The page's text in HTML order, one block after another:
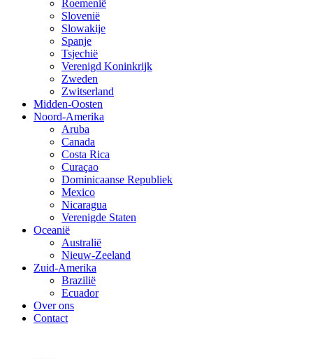
Roemenië
Slovenië
Slowakije
Spanje
Tsjechië
Verenigd Koninkrijk
Zweden
Zwitserland
Midden-Oosten
Noord-Amerika
Aruba
Canada
Costa Rica
Curaçao
Dominicaanse Republiek
Mexico
Nicaragua
Verenigde Staten
Oceanië
Australië
Nieuw-Zeeland
Zuid-Amerika
Brazilië
Ecuador
Over ons
Contact